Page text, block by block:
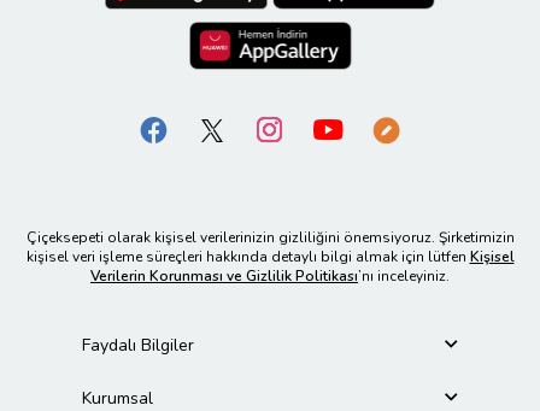
Çiçeksepeti olarak kişisel verilerinizin gizliliğini önemsiyoruz. Şirketimizin
kişisel veri işleme süreçleri hakkında detaylı bilgi almak için lütfen Kişisel
Verilerin Korunması ve Gizlilik Politikası’nı inceleyiniz.
Faydalı Bilgiler
Kurumsal